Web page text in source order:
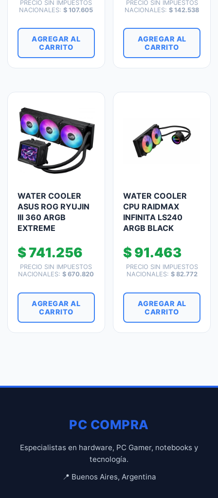
PRECIO SIN IMPUESTOS
NACIONALES:$ 107.605
AGREGAR AL
CARRITO
PRECIO SIN IMPUESTOS
NACIONALES:$ 142.538
AGREGAR AL
CARRITO
WATER COOLER
ASUS ROG RYUJIN
III 360 ARGB
EXTREME
$741.256
PRECIO SIN IMPUESTOS
NACIONALES:$ 670.820
AGREGAR AL
CARRITO
WATER COOLER
CPU RAIDMAX
INFINITA LS240
ARGB BLACK
$91.463
PRECIO SIN IMPUESTOS
NACIONALES: $82.772
AGREGAR AL
CARRITO
PC COMPRA
Especialistas en hardware, PC Gamer, notebooks y
tecnología.
📍 Buenos Aires, Argentina